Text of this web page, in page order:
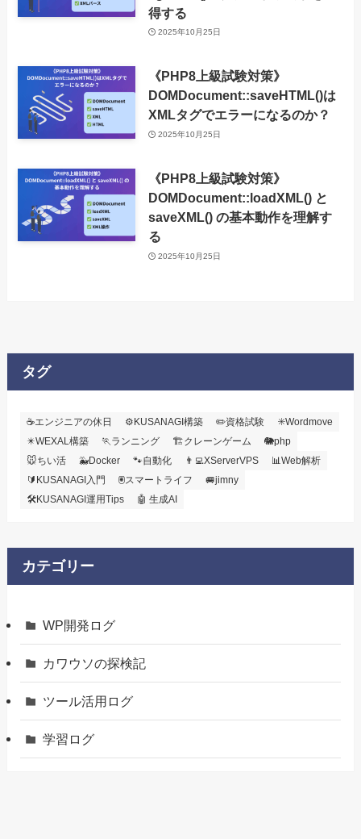
得する
2025年10月25日
《PHP8上級試験対策》
DOMDocument::saveHTML()は
XMLタグでエラーになるのか？
2025年10月25日
《PHP8上級試験対策》
DOMDocument::loadXML() と
saveXML() の基本動作を理解す
る
2025年10月25日
タグ
☕エンジニアの休日 ⚙️KUSANAGI構築 ✏️資格試験
✳️Wordmove
✴️WEXAL構築
🏃ランニング 🏗️クレーンゲーム
🐘php
🐭ちい活
🐳Docker 🐾自動化 👨‍💻XServerVPS
📊Web解析
🔰KUSANAGI入門
🖲️スマートライフ
🚐jimny
🛠KUSANAGI運用Tips
🤖 生成AI
カテゴリー
WP開発ログ
カワウソの探検記
ツール活用ログ
学習ログ